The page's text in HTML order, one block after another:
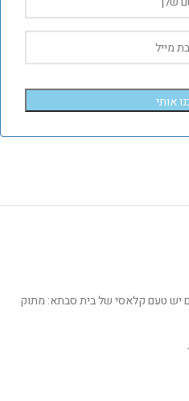
אותי
יש טעם קלאסי של בית סבתא: מתוק